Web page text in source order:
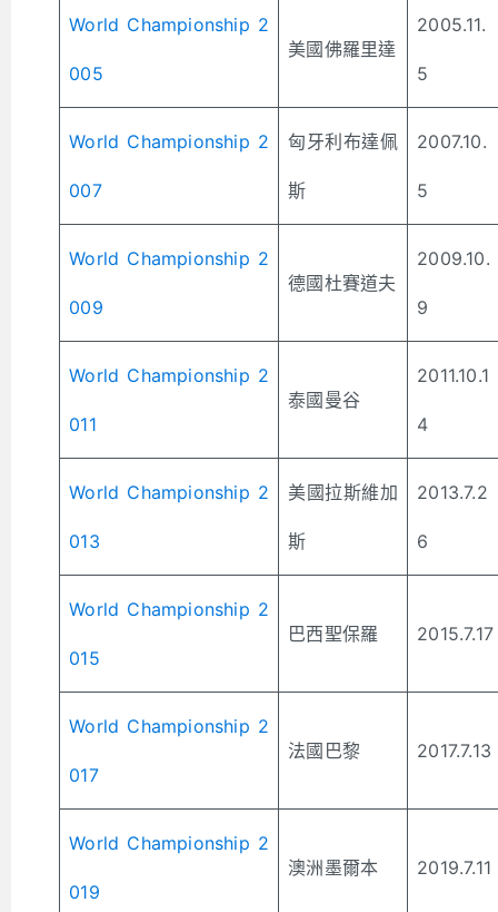
World Championship 2
005
美國佛羅里達
2005.11.
5
World Championship 2
007
匈牙利布達佩
斯
2007.10.
5
World Championship 2
009
德國杜賽道夫
2009.10.
9
World Championship 2
011
泰國曼谷
2011.10.1
4
World Championship 2
013
美國拉斯維加
斯
2013.7.2
6
World Championship 2
015
巴西聖保羅 2015.7.17
World Championship 2
017
法國巴黎 2017.7.13
World Championship 2
019
澳洲墨爾本 2019.7.11